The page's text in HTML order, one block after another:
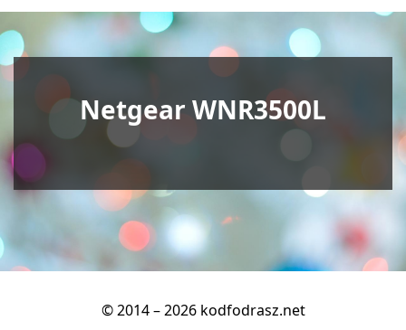
Netgear WNR3500L
© 2014 – 2026 kodfodrasz.net